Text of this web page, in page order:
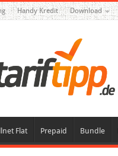
Handy Kredit Download
Flat Prepaid Bundle